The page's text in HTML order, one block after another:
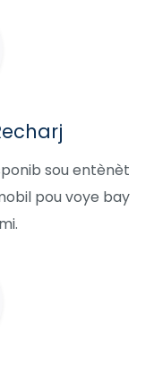
sou entènèt
pou voye bay